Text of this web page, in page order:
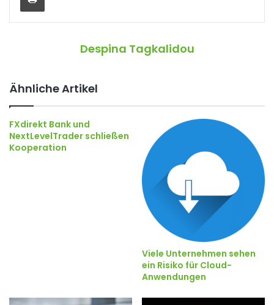
Despina Tagkalidou
Ähnliche Artikel
FXdirekt Bank und
NextLevelTrader schließen
Kooperation
Viele Unternehmen sehen
ein Risiko für Cloud-
Anwendungen